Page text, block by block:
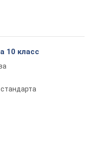
10 класс